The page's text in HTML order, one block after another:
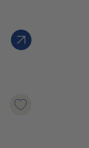
Marqueur le